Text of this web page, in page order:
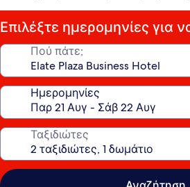
αστέρια
Επιλέξτε ημερομηνίες για
Πού πάτε;
Ημερομηνίες
Ταξιδιώτες